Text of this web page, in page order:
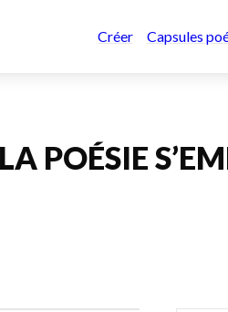
Créer Capsules
POÉSIE